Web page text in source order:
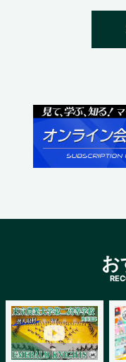
お